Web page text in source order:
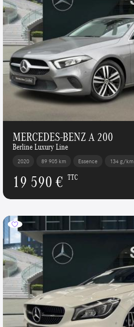
MERCEDES-BENZ A 200
Berline Luxury Line
2020 89 905 km Essence 134 g/km
19 590 € TTC